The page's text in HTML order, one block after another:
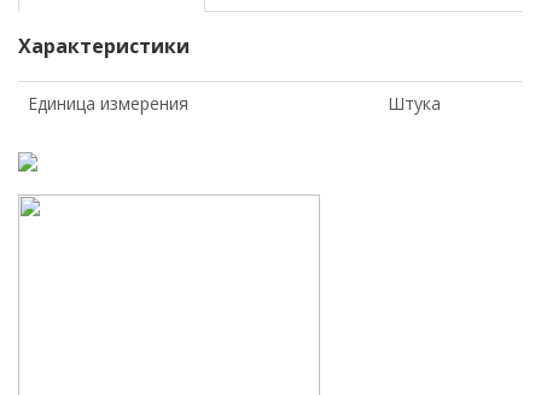
Характеристики
Единица измерения Штука